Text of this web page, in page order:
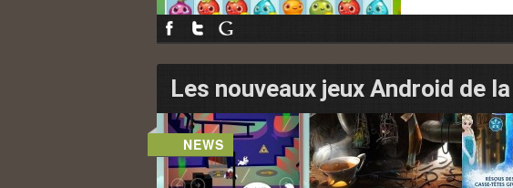
Les nouveaux jeux Android de
NEWS